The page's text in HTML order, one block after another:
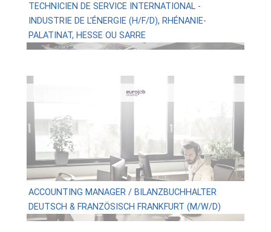
TECHNICIEN DE SERVICE INTERNATIONAL -
INDUSTRIE DE L'ÉNERGIE (H/F/D), RHÉNANIE-
PALATINAT, HESSE OU SARRE
ACCOUNTING MANAGER / BILANZBUCHHALTER
DEUTSCH & FRANZÖSISCH FRANKFURT (M/W/D)